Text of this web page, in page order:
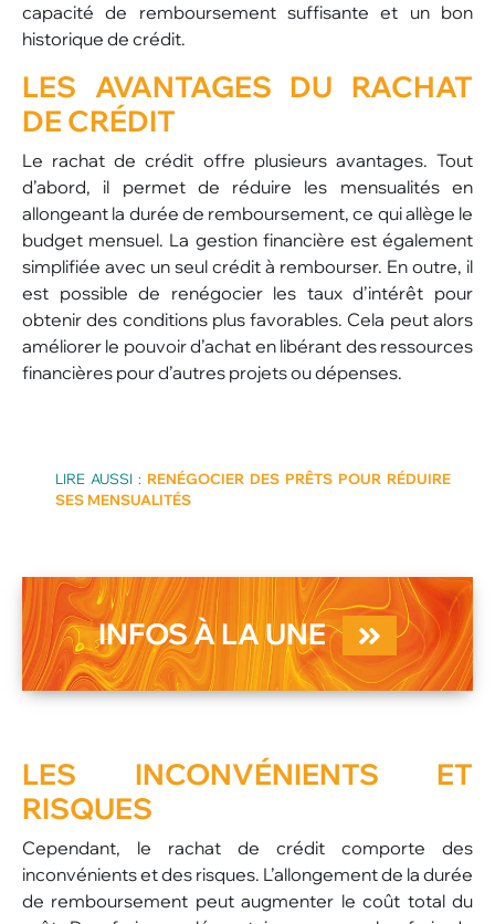
capacité de remboursement suffisante et un bon
historique de crédit.
LES AVANTAGES DU RACHAT
DE CRÉDIT
Le rachat de crédit offre plusieurs avantages. Tout
d’abord, il permet de réduire les mensualités en
allongeant la durée de remboursement, ce qui allège le
budget mensuel. La gestion financière est également
simplifiée avec un seul crédit à rembourser. En outre, il
est possible de renégocier les taux d’intérêt pour
obtenir des conditions plus favorables. Cela peut alors
améliorer le pouvoir d’achat en libérant des ressources
financières pour d’autres projets ou dépenses.
LIRE AUSSI : RENÉGOCIER DES PRÊTS POUR RÉDUIRE
SES MENSUALITÉS
INFOS À LA UNE
LES INCONVÉNIENTS ET
RISQUES
Cependant, le rachat de crédit comporte des
inconvénients et des risques. L’allongement de la durée
de remboursement peut augmenter le coût total du